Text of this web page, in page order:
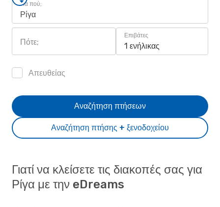
Για πού;
Ρίγα
Πότε;
Επιβάτες
1 ενήλικας
Απευθείας
Αναζήτηση πτήσης + ξενοδοχείου
Αναζήτηση πτήσεων
Γιατί να κλείσετε τις διακοπές σας για
Ρίγα με την eDreams